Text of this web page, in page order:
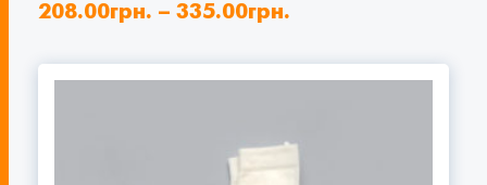
208.00грн. – 335.00грн.